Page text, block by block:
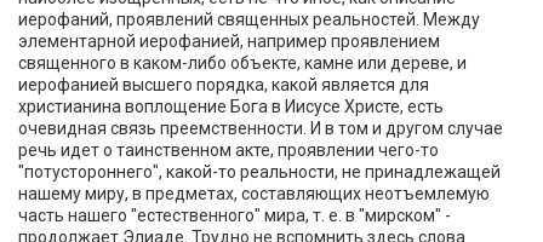
иерофаний, проявлений священных реальностей. Между
элементарной иерофанией, например проявлением
священного в каком-либо объекте, камне или дереве, и
иерофанией высшего порядка, какой является для
христианина воплощение Бога в Иисусе Христе, есть
очевидная связь преемственности. И в том и другом случае
речь идет о таинственном акте, проявлении чего-то
"потустороннего", какой-то реальности, не принадлежащей
нашему миру, в предметах, составляющих неотъемлемую
часть нашего "естественного" мира, т. е. в "мирском" -
продолжает Элиаде. Трудно не вспомнить здесь слова